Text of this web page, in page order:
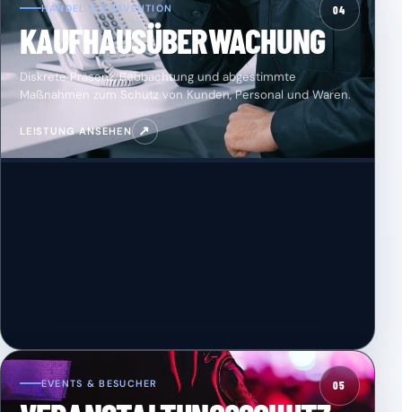
04
HANDEL & PRÄVENTION
KAUFHAUSÜBERWACHUNG
Diskrete Präsenz, Beobachtung und abgestimmte
Maßnahmen zum Schutz von Kunden, Personal und Waren.
LEISTUNG ANSEHEN ↗
05
EVENTS & BESUCHER